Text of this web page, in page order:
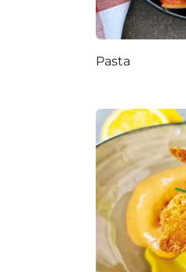
Pasta